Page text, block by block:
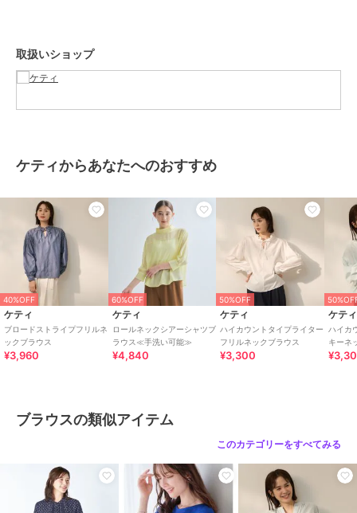
きる。
----------------------------------------------------------------
※お客様のモニター環境により実際のお色と多少異なる場合がござい
※撮影状況や光の当たり具合により、色合いが異なって見える場合が
ございます。
関連ワード：ketty ケティ レディース 新作 大人コーデ 2026春夏
2026SS 春夏 春物 春服 ブラウス コットン ポリエステル ストライプ
ポリエステル オフィス 旅行 デート 通勤 ホテルディナー アフタヌー
ンティー
ブランド ケティ
性別タイプ
レディース
ブルー、オフホワイト、サックス
ブルー
サイズ
取扱いショップ
ケティからあなたへのおすすめ
40%OFF
ケティ
ブロードストライプフリルネ
ックブラウス
¥3,960
60%OFF
ケティ
ロールネックシアーシャツブ
ラウス≪手洗い可能≫
¥4,840
50%OFF
ケティ
ハイカウントタイプライター
フリルネックブラウス
¥3,300
ケティ
ハイカ
キーネ
ブラウスの類似アイテム
このカテゴリーをすべてみる